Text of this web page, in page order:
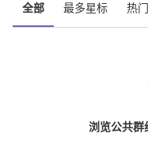
全部 最多星标 热门
浏览公共群